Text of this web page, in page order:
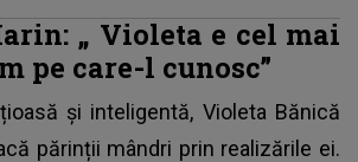
„ Violeta e cel mai
pe care-l cunosc”
și inteligentă, Violeta Bănică
părinții mândri prin realizările ei.